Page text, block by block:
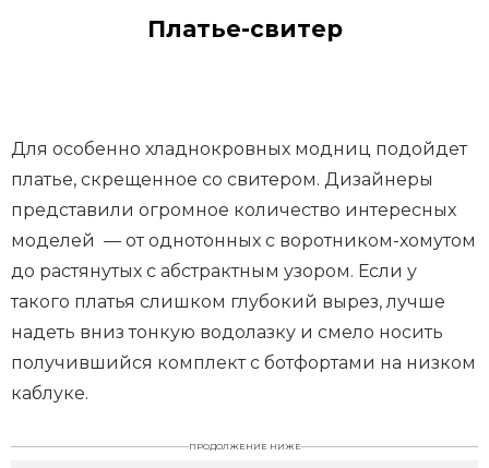
Платье-свитер
Для особенно хладнокровных модниц подойдет
платье, скрещенное со свитером. Дизайнеры
представили огромное количество интересных
моделей — от однотонных с воротником-хомутом
до растянутых с абстрактным узором. Если у
такого платья слишком глубокий вырез, лучше
надеть вниз тонкую водолазку и смело носить
получившийся комплект с ботфортами на низком
каблуке.
ПРОДОЛЖЕНИЕ НИЖЕ